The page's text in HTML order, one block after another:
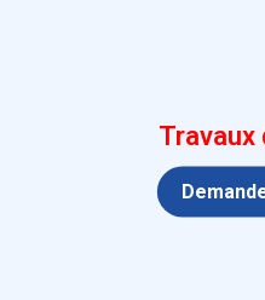
Travaux